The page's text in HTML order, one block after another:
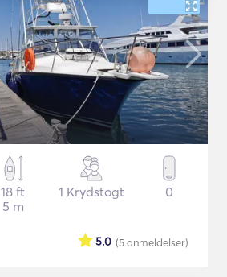
18 ft
5 m
1 Krydstogt 0
(5anmeldelser)
5.0